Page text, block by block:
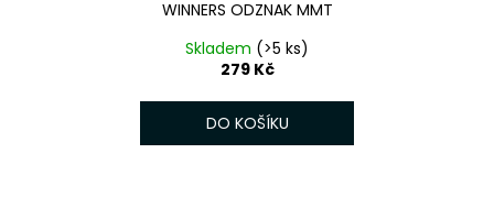
WINNERS ODZNAK MMT
Skladem (>5 ks)
279 Kč
DO KOŠÍKU